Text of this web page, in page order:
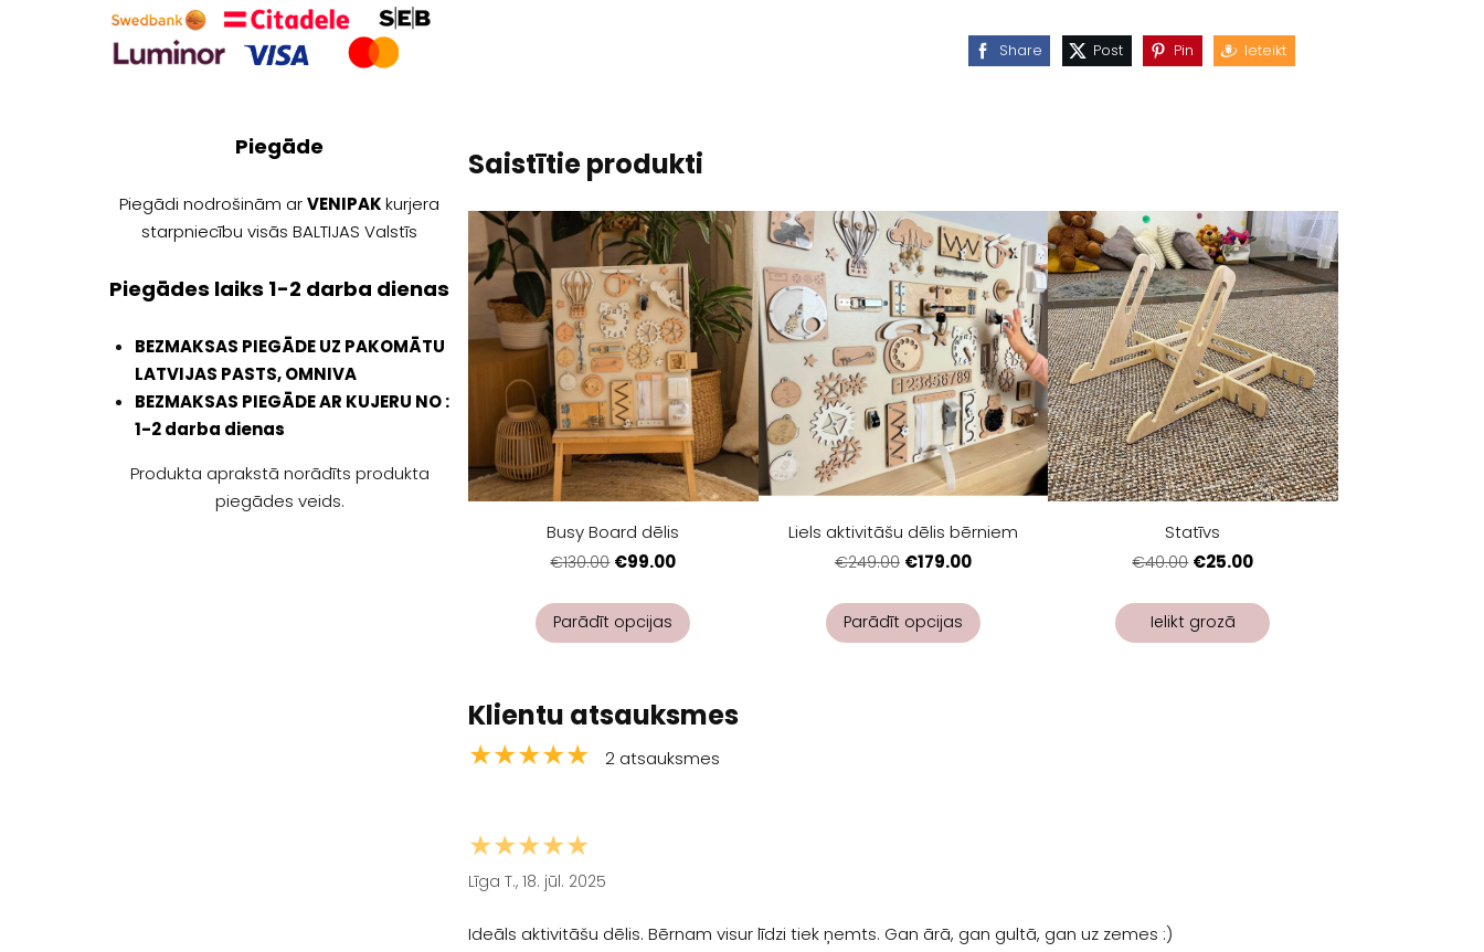
Piegāde
Piegādi nodrošinām arVENIPAKkurjera
starpniecību visās BALTIJAS Valstīs
Piegādes laiks 1-2 darba dienas
BEZMAKSAS PIEGĀDEUZ PAKOMĀTU
LATVIJAS PASTS, OMNIVA
BEZMAKSAS PIEGĀDE AR KUJERU NO :
1-2 darba dienas
Produkta aprakstā norādīts produkta
piegādes veids.
Share Post Pin Ieteikt
Saistītie produkti
Busy Board dēlis
€130.00 €99.00
Parādīt opcijas
Liels aktivitāšu dēlis bērniem
€249.00 €179.00
Parādīt opcijas
Statīvs
€40.00 €25.00
Ielikt grozā
Klientu atsauksmes
★★★★★ 2 atsauksmes
★★★★★
Līga T., 18. jūl. 2025
Ideāls aktivitāšu dēlis. Bērnam visur līdzi tiek ņemts. Gan ārā, gan gultā, gan uz zemes :)